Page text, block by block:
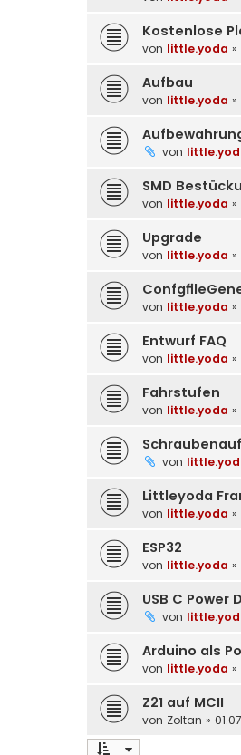
Kostenlose
von little.yoda »
Aufbau
von little.yoda »
von
SMD
von little.yoda »
Upgrade
von little.yoda »
von little.yoda »
Entwurf FAQ
von little.yoda »
Fahrstufen
von little.yoda »
von
Littleyoda
von little.yoda »
ESP32
von little.yoda »
USB C Power
von
Arduino als
von little.yoda »
Z21 auf MCII
von Zoltan »